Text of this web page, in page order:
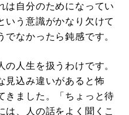
は自分のためになってい
いう意識がかなり欠けて
なかったら鈍感です。
人生を扱うわけです。
見込み違いがあると怖
きました。「ちょっと待
は、人の話をよく聞くこ